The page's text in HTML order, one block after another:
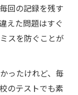
回の記録を残す
えた問題はすぐ
スを防ぐことが
ったけれど、毎
のテストでも素